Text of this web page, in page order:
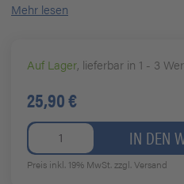
Mehr lesen
Auf Lager, lieferbar in 1 - 3
25,90 €
IN DEN
Preis inkl. 19% MwSt.zzgl. Versand